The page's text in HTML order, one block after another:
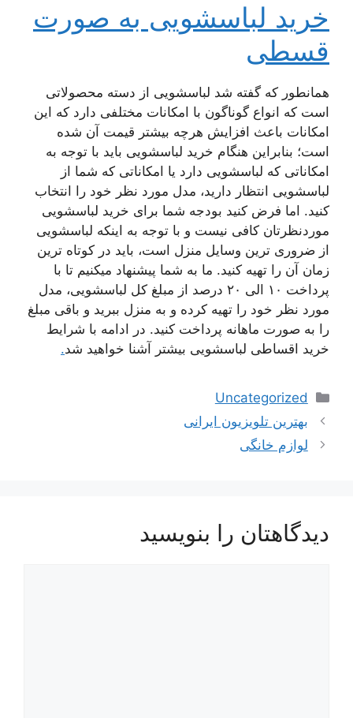
خرید لباسشویی به صورت
قسطی
همانطور که گفته شد لباسشویی از دسته محصولاتی
است که انواع گوناگون با امکانات مختلفی دارد که این
امکانات باعث افزایش هرچه بیشتر قیمت آن شده
است؛ بنابراین هنگام خرید لباسشویی باید با توجه به
امکاناتی که لباسشویی دارد یا امکاناتی که شما از
لباسشویی انتظار دارید، مدل مورد نظر خود را انتخاب
کنید. اما فرض کنید بودجه شما برای خرید لباسشویی
موردنظرتان کافی نیست و با توجه به اینکه لباسشویی
از ضروری ترین وسایل منزل است، باید در کوتاه ترین
زمان آن را تهیه کنید. ما به شما پیشنهاد میکنیم تا با
پرداخت ۱۰ الی ۲۰ درصد از مبلغ کل لباسشویی، مدل
مورد نظر خود را تهیه کرده و به منزل ببرید و باقی مبلغ
را به صورت ماهانه پرداخت کنید. در ادامه با شرایط
خرید اقساطی لباسشویی بیشتر آشنا خواهید شد.
دسته‌ها
Uncategorized
ناوبری
نوشته‌ها
بهترین تلویزیون ایرانی
لوازم خانگی
دیدگاهتان را بنویسید